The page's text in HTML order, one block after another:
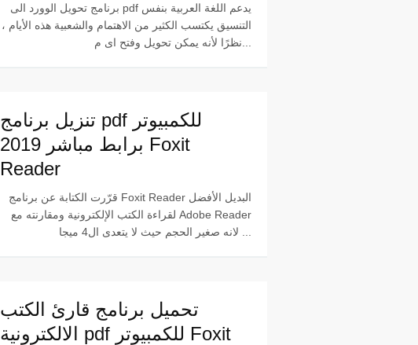
برنامج تحويل الوورد الى pdf يدعم اللغة العربية بنفس
التنسيق يكتسب الكثير من الاهتمام والشعبية هذه الأيام ،
تنزيل برنامج pdf للكمبيوتر
برابط مباشر 2019 Foxit
Reader
قرّرت الكتابة عن برنامج Foxit Reader البديل الأفضل
لقراءة الكتب الإلكترونية ومقارنته مع Adobe Reader
تحميل برنامج قارئ الكتب
الالكترونية pdf للكمبيوتر Foxit